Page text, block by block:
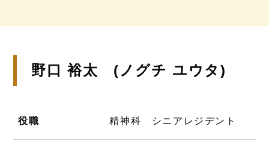
野口 裕太 (ノグチ ユウタ)
役職 精神科 シニアレジデント